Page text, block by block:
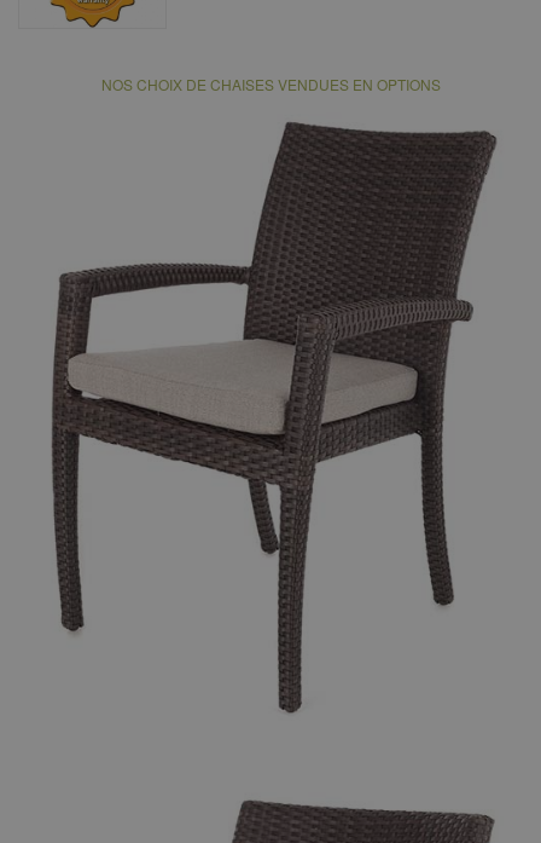
NOS CHOIX DE CHAISES VENDUES EN OPTIONS